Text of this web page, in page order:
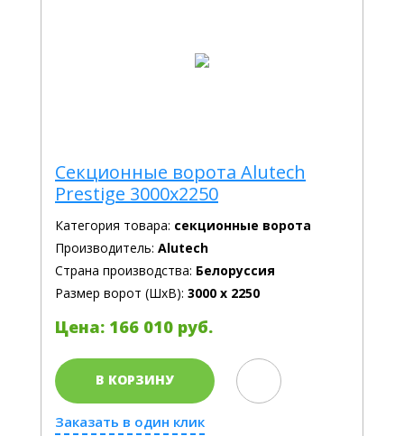
Секционные ворота Alutech
Prestige 3000x2250
Категория товара: секционные ворота
Производитель: Alutech
Страна производства: Белоруссия
Размер ворот (ШхВ): 3000 х 2250
Цена: 166 010 руб.
В КОРЗИНУ
Заказать в один клик